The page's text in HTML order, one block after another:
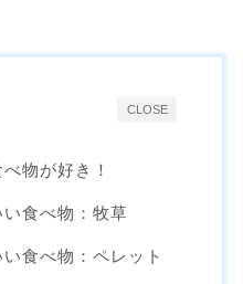
CLOSE
物が好き！
食べ物：牧草
食べ物：ペレット